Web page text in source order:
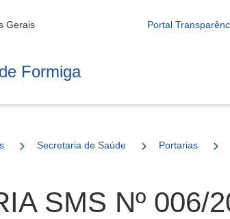
Gerais Portal
Formiga
Secretaria de Saúde Portarias
SMS Nº 006/